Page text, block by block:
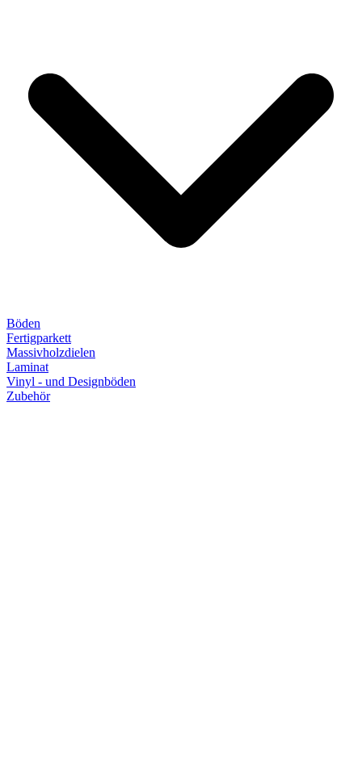
Böden
Fertigparkett
Massivholzdielen
Laminat
Vinyl - und Designböden
Zubehör